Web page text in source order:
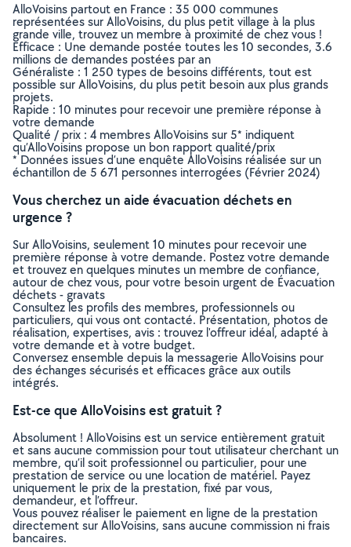
AlloVoisins partout en France : 35 000 communes
représentées sur AlloVoisins, du plus petit village à la plus
grande ville, trouvez un membre à proximité de chez vous !
Efficace : Une demande postée toutes les 10 secondes, 3.6
millions de demandes postées par an
Généraliste : 1 250 types de besoins différents, tout est
possible sur AlloVoisins, du plus petit besoin aux plus grands
projets.
Rapide : 10 minutes pour recevoir une première réponse à
votre demande
Qualité / prix : 4 membres AlloVoisins sur 5* indiquent
qu’AlloVoisins propose un bon rapport qualité/prix
* Données issues d’une enquête AlloVoisins réalisée sur un
échantillon de 5 671 personnes interrogées (Février 2024)
Vous cherchez un aide évacuation déchets en
urgence ?
Sur AlloVoisins, seulement 10 minutes pour recevoir une
première réponse à votre demande. Postez votre demande
et trouvez en quelques minutes un membre de confiance,
autour de chez vous, pour votre besoin urgent de Évacuation
déchets - gravats
Consultez les profils des membres, professionnels ou
particuliers, qui vous ont contacté. Présentation, photos de
réalisation, expertises, avis : trouvez l'offreur idéal, adapté à
votre demande et à votre budget.
Conversez ensemble depuis la messagerie AlloVoisins pour
des échanges sécurisés et efficaces grâce aux outils
intégrés.
Est-ce que AlloVoisins est gratuit ?
Absolument ! AlloVoisins est un service entièrement gratuit
et sans aucune commission pour tout utilisateur cherchant un
membre, qu’il soit professionnel ou particulier, pour une
prestation de service ou une location de matériel. Payez
uniquement le prix de la prestation, fixé par vous,
demandeur, et l’offreur.
Vous pouvez réaliser le paiement en ligne de la prestation
directement sur AlloVoisins, sans aucune commission ni frais
bancaires.